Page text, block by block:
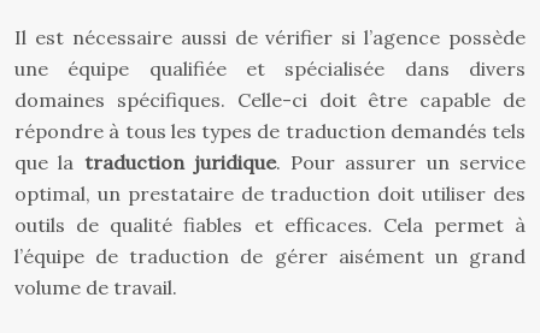
Il est nécessaire aussi de vérifier si l’agence possède
une équipe qualifiée et spécialisée dans divers
domaines spécifiques. Celle-ci doit être capable de
répondre à tous les types de traduction demandés tels
que la traduction juridique. Pour assurer un service
optimal, un prestataire de traduction doit utiliser des
outils de qualité fiables et efficaces. Cela permet à
l’équipe de traduction de gérer aisément un grand
volume de travail.